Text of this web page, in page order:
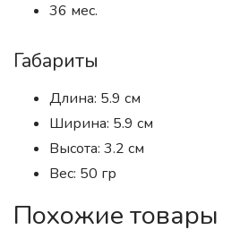
36 мес.
Габариты
Длина: 5.9 см
Ширина: 5.9 см
Высота: 3.2 см
Вес: 50 гр
Похожие товары